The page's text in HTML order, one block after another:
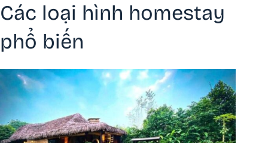
Các loại hình homestay
phổ biến